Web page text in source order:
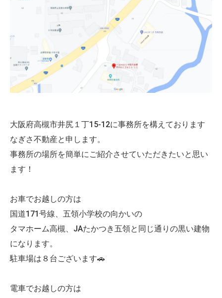
大阪府高槻市井尻１丁15-12に事務所を構えております
なぎさ不動産と申します。
事務所の場所を簡単にご紹介させていただきたいと思い
ます！
お車でお越しの方は
国道171号線、五領小学校の向かいの
タマホーム高槻、JAたかつき五領と同じ通りの黒い建物
になります。
駐車場は８台ございます🚗
電車でお越しの方は